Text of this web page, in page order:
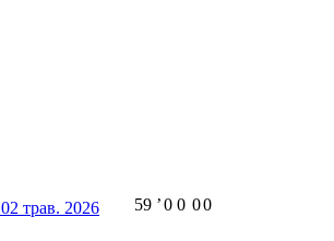
02 трав. 2026 59 ʼ0 0 00